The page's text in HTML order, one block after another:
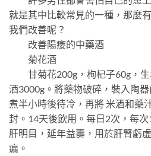
就是其中比較常見的一種，那麼
我們改善呢？
改善陽痿的中藥酒
菊花酒
甘菊花200g，枸杞子60g，生
酒3000g。將藥物破碎，裝入陶
煮半小時後待冷，再將 米酒和藥
封。14天後飲用。每日2次，每
肝明目，延年益壽，用於肝腎虧
瘺。